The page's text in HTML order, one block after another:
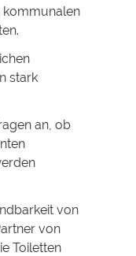
kommunalen
stark
an, ob
von
von
Toiletten